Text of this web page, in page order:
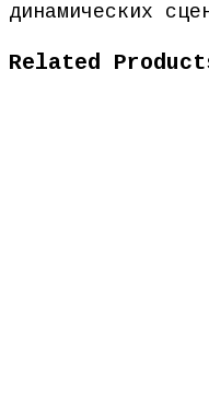
динамических
Related